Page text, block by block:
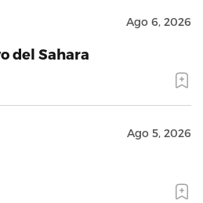
Ago 6, 2026
del Sahara
Ago 5, 2026